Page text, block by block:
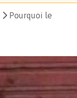
Pourquoi le